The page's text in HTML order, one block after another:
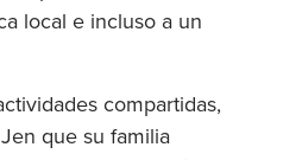
local e incluso a un
compartidas,
que su familia